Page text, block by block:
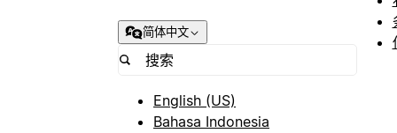
简体中文
English (US)
Bahasa Indonesia